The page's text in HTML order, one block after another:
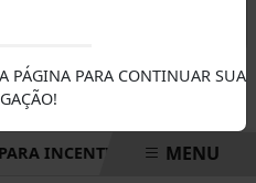
INCENTIVAR MOBILIDADE
MENU
PÁGINA PARA CONTINUAR SUA